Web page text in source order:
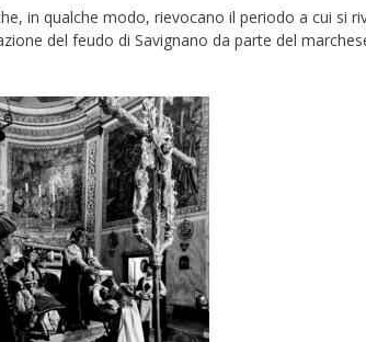
in qualche modo, rievocano il periodo a cui si
del feudo di Savignano da parte del